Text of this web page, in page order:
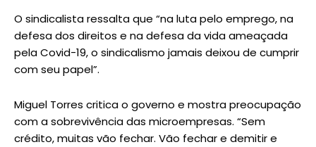
O sindicalista ressalta que “na luta pelo emprego, na
defesa dos direitos e na defesa da vida ameaçada
pela Covid-19, o sindicalismo jamais deixou de cumprir
com seu papel”.
Miguel Torres critica o governo e mostra preocupação
com a sobrevivência das microempresas. “Sem
crédito, muitas vão fechar. Vão fechar e demitir e